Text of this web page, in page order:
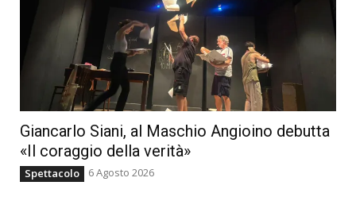
Giancarlo Siani, al Maschio Angioino debutta
«Il coraggio della verità»
Spettacolo 6 Agosto 2026